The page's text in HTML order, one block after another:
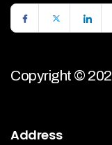
Copyright ©
Address